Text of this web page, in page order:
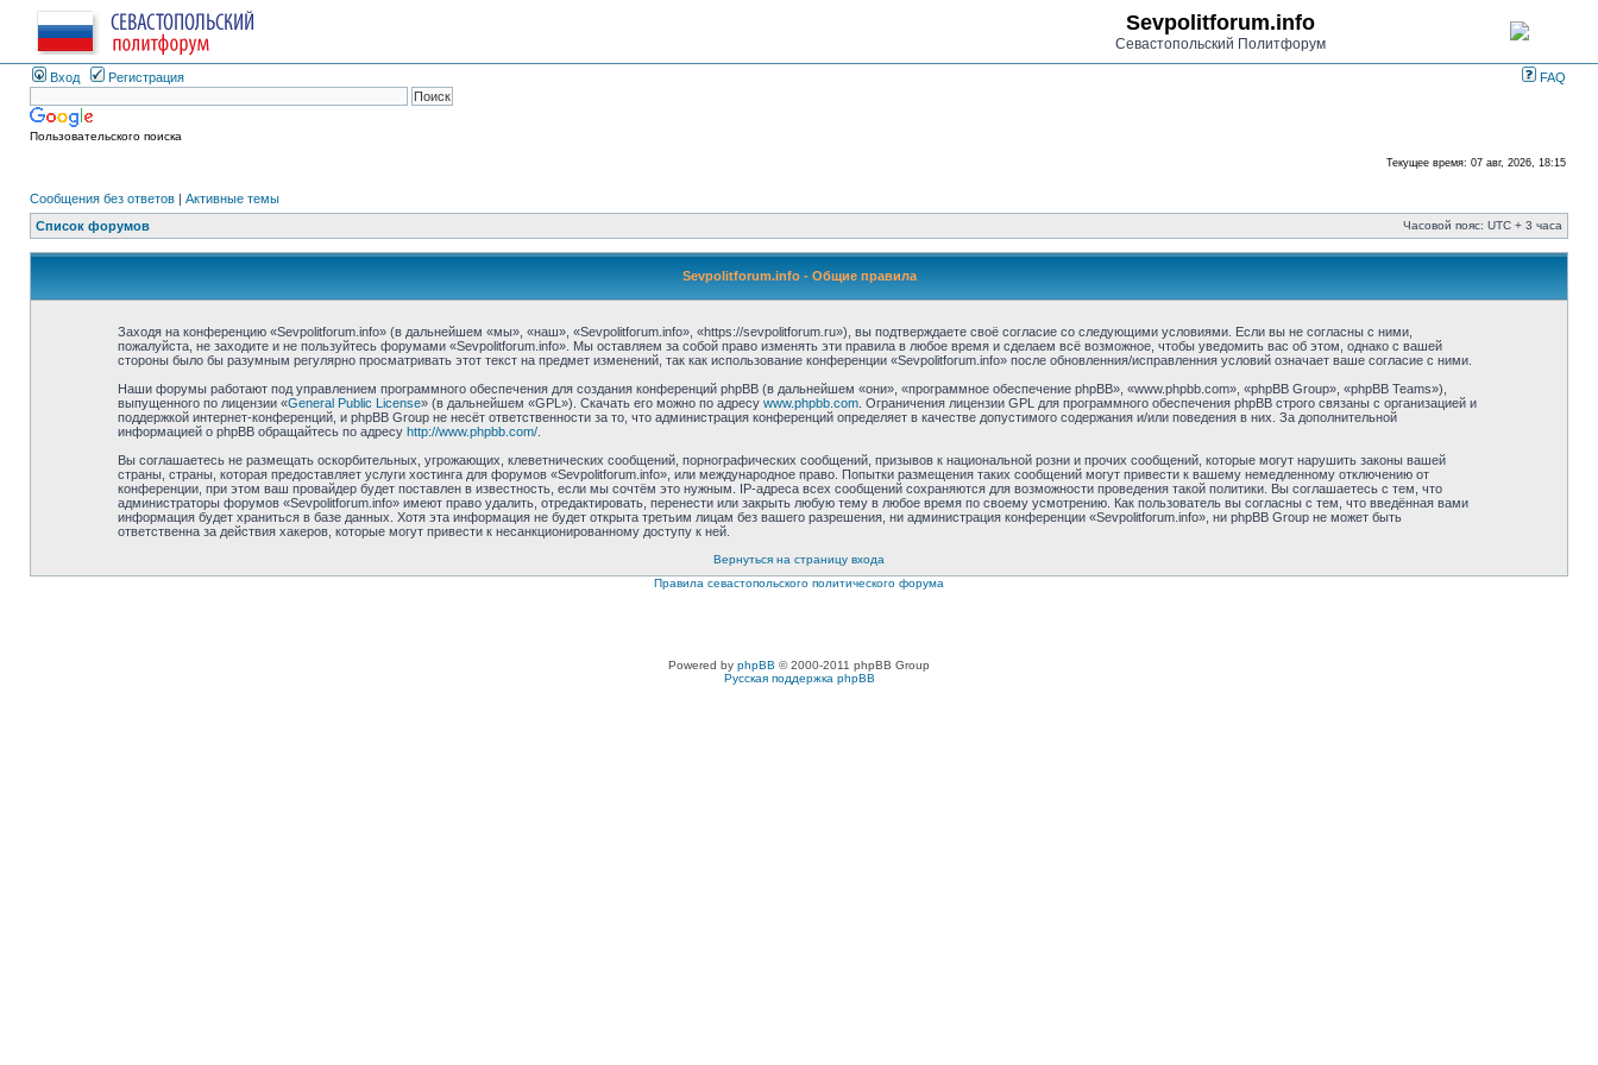
Sevpolitforum.info
Севастопольский Политфорум
Вход Регистрация FAQ
Пользовательского поиска
Текущее время: 07 авг, 2026, 18:15
Сообщения без ответов | Активные темы
Список форумов
Часовой пояс: UTC + 3 часа
Sevpolitforum.info - Общие правила
Заходя на конференцию «Sevpolitforum.info» (в дальнейшем «мы», «наш», «Sevpolitforum.info», «https://sevpolitforum.ru»), вы подтверждаете своё согласие со следующими условиями. Если вы не согласны с ними,
пожалуйста, не заходите и не пользуйтесь форумами «Sevpolitforum.info». Мы оставляем за собой право изменять эти правила в любое время и сделаем всё возможное, чтобы уведомить вас об этом, однако с вашей
стороны было бы разумным регулярно просматривать этот текст на предмет изменений, так как использование конференции «Sevpolitforum.info» после обновленния/исправленния условий означает ваше согласие с ними.
Наши форумы работают под управлением программного обеспечения для создания конференций phpBB (в дальнейшем «они», «программное обеспечение phpBB», «www.phpbb.com», «phpBB Group», «phpBB Teams»),
выпущенного по лицензии «General Public License» (в дальнейшем «GPL»). Скачать его можно по адресу www.phpbb.com. Ограничения лицензии GPL для программного обеспечения phpBB строго связаны с организацией и
поддержкой интернет-конференций, и phpBB Group не несёт ответственности за то, что администрация конференций определяет в качестве допустимого содержания и/или поведения в них. За дополнительной
информацией о phpBB обращайтесь по адресу http://www.phpbb.com/.
Вы соглашаетесь не размещать оскорбительных, угрожающих, клеветнических сообщений, порнографических сообщений, призывов к национальной розни и прочих сообщений, которые могут нарушить законы вашей
страны, страны, которая предоставляет услуги хостинга для форумов «Sevpolitforum.info», или международное право. Попытки размещения таких сообщений могут привести к вашему немедленному отключению от
конференции, при этом ваш провайдер будет поставлен в известность, если мы сочтём это нужным. IP-адреса всех сообщений сохраняются для возможности проведения такой политики. Вы соглашаетесь с тем, что
администраторы форумов «Sevpolitforum.info» имеют право удалить, отредактировать, перенести или закрыть любую тему в любое время по своему усмотрению. Как пользователь вы согласны с тем, что введённая вами
информация будет храниться в базе данных. Хотя эта информация не будет открыта третьим лицам без вашего разрешения, ни администрация конференции «Sevpolitforum.info», ни phpBB Group не может быть
ответственна за действия хакеров, которые могут привести к несанкционированному доступу к ней.
Вернуться на страницу входа
Правила севастопольского политического форума
Powered by phpBB © 2000-2011 phpBB Group
Русская поддержка phpBB